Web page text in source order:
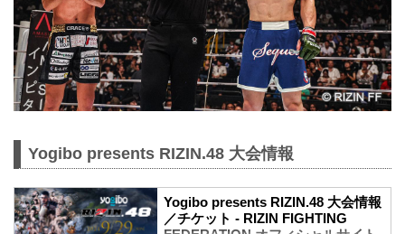
Yogibo presents RIZIN.48 大会情報
Yogibo presents RIZIN.48 大会情報
／チケット - RIZIN FIGHTING